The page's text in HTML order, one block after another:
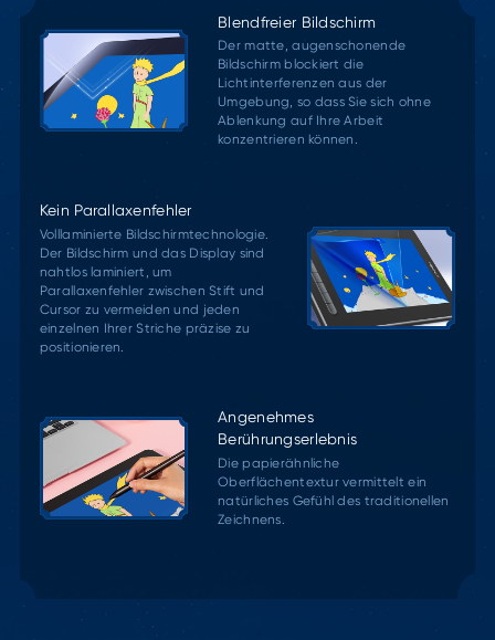
Blendfreier Bildschirm
Der matte, augenschonende
Bildschirm blockiert die
Lichtinterferenzen aus der
Umgebung, so dass Sie sich ohne
Ablenkung auf Ihre Arbeit
konzentrieren können.
Kein Parallaxenfehler
Volllaminierte Bildschirmtechnologie.
Der Bildschirm und das Display sind
nahtlos laminiert, um
Parallaxenfehler zwischen Stift und
Cursor zu vermeiden und jeden
einzelnen Ihrer Striche präzise zu
positionieren.
Angenehmes
Berührungserlebnis
Die papierähnliche
Oberflächentextur vermittelt ein
natürliches Gefühl des traditionellen
Zeichnens.